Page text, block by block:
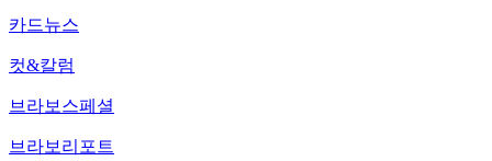
카드뉴스
컷&칼럼
브라보스페셜
브라보리포트